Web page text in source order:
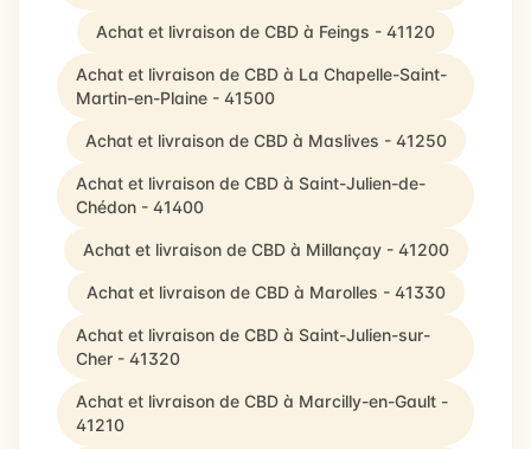
Achat et livraison de CBD à Feings - 41120
Achat et livraison de CBD à La Chapelle-Saint-
Martin-en-Plaine - 41500
Achat et livraison de CBD à Maslives - 41250
Achat et livraison de CBD à Saint-Julien-de-
Chédon - 41400
Achat et livraison de CBD à Millançay - 41200
Achat et livraison de CBD à Marolles - 41330
Achat et livraison de CBD à Saint-Julien-sur-
Cher - 41320
Achat et livraison de CBD à Marcilly-en-Gault -
41210